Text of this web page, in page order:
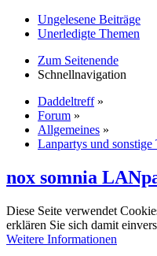
Ungelesene Beiträge
Unerledigte Themen
Zum Seitenende
Schnellnavigation
Daddeltreff »
Forum »
Allgemeines »
Lanpartys und sonstige
nox somnia
Diese Seite verwendet
erklären Sie sich damit
Weitere Informationen